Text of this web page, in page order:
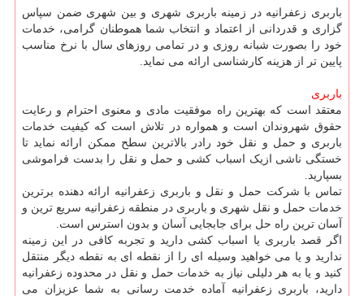
باربری زعفرانیه در زمینه باربری شهری و بین شهری ضمن سپاس
گزاری و قدردانی از اعتماد و انتخاب شما هموطنان گرامی، خدمات
خود را بصورت شبانه روزی و در تمامی روزهای سال با نرخ مناسب
پایین تر از هزینه کارشناسی ارائه می نماید.
باربری
معتقد است که بهترین راه موفقیت مادی و معنوی احترام و رعایت
حقوق شهروندان است و همواره در تلاش است که کیفیت خدمات
باربری و حمل و نقل خود رادر بالاترین سطح ممکن ارائه نماید تا
خستگی ناشی ازیک اسباب کشی و حمل و نقل را بدست فراموشی
بسپارید.
تماس با شرکت حمل و نقل و باربری زعفرانیه ارائه دهنده برترین
خدمات حمل و نقل شهری و باربری در منطقه زعفرانیه سریع ترین و
آسان ترین راه حل برای جابجایی آسان و بدون استرس است.
اگر قصد باربری یا اسباب کشی دارید و تجربه کافی در این زمینه
ندارید و یا می خواهید وسیله ای را از نقطه ای به نقطه دیگر منتقل
کنید و یا به هر دلیلی نیاز به خدمات حمل و نقل در محدوده زعفرانیه
دارید، باربری زعفرانیه آماده خدمت رسانی به شما عزیزان می